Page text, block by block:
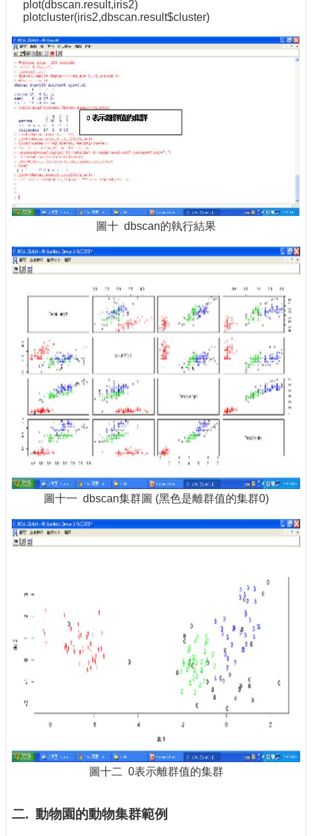
plot(dbscan.result,iris2)
plotcluster(iris2,dbscan.result$cluster)
圖十 dbscan的執行結果
圖十一 dbscan集群圖 (黑色是離群值的集群0)
圖十二 0表示離群值的集群
二. 動物園的動物集群範例